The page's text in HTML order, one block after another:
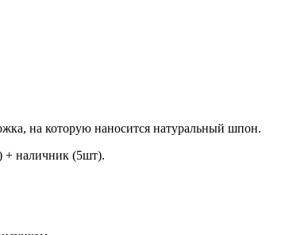
на которую наносится натуральный шпон.
+ наличник (5шт).